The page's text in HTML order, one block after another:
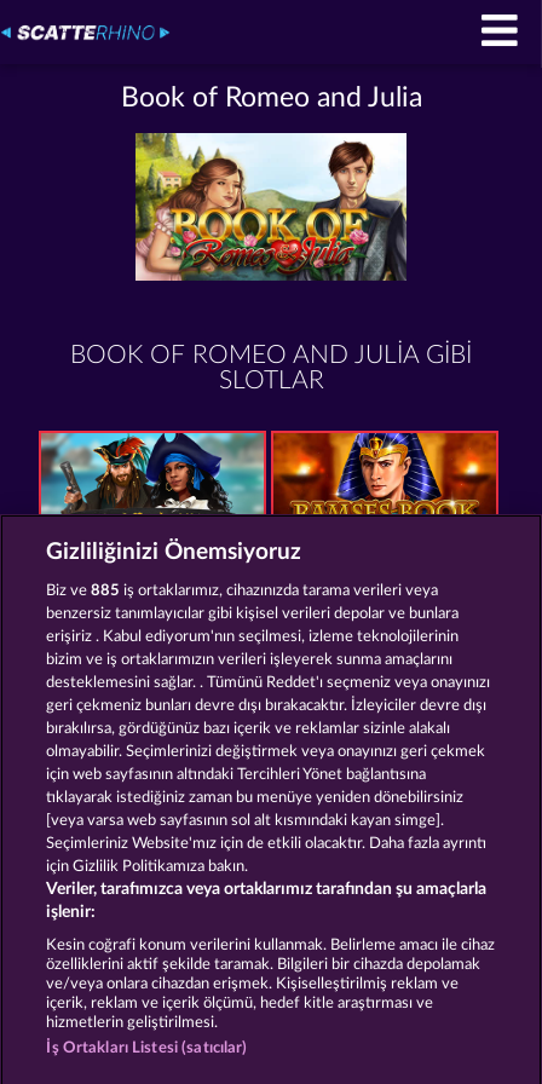
Book of Romeo and Julia
BOOK OF ROMEO AND JULIA GIBI
SLOTLAR
Atlas of Legends Jack Potter and the Book of Dynasties
Hüküm ve Koşullar Gizlilik Beyanı Künye
Şirket SSS
İptal talebini gönder
Gizliliğinizi Önemsiyoruz
Biz ve885 iş ortaklarımız, cihazınızda tarama verileri veya
benzersiz tanımlayıcılar gibi kişisel verileri depolar ve bunlara
erişiriz . Kabul ediyorum'nın seçilmesi, izleme teknolojilerinin
bizim ve iş ortaklarımızın verileri işleyerek sunma amaçlarını
desteklemesini sağlar. . Tümünü Reddet'ı seçmeniz veya onayınızı
geri çekmeniz bunları devre dışı bırakacaktır. İzleyiciler devre dışı
bırakılırsa, gördüğünüz bazı içerik ve reklamlar sizinle alakalı
olmayabilir. Seçimlerinizi değiştirmek veya onayınızı geri çekmek
için web sayfasının altındaki Tercihleri Yönet bağlantısına
tıklayarak istediğiniz zaman bu menüye yeniden dönebilirsiniz
[veya varsa web sayfasının sol alt kısmındaki kayan simge].
Seçimleriniz Website'mız için de etkili olacaktır. Daha fazla ayrıntı
için Gizlilik Politikamıza bakın.
Veriler, tarafımızca veya ortaklarımız tarafından şu amaçlarla
işlenir:
Kesin coğrafi konum verilerini kullanmak. Belirleme amacı ile cihaz
özelliklerini aktif şekilde taramak. Bilgileri bir cihazda depolamak
ve/veya onlara cihazdan erişmek. Kişiselleştirilmiş reklam ve
içerik, reklam ve içerik ölçümü, hedef kitle araştırması ve
hizmetlerin geliştirilmesi.
İş Ortakları Listesi (satıcılar)